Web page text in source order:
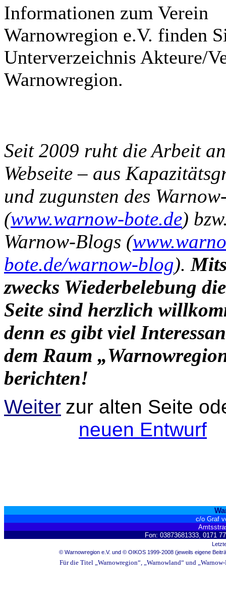
Informationen zum Verein
Warnowregion e.V. finden
Unterverzeichnis Akteure/
Warnowregion.
Seit 2009 ruht die Arbeit
Webseite – aus
und zugunsten des
(www.warnow-bote.de)
Warnow-Blogs (
bote.de/warnow-blog).
zwecks Wiederbelebung
Seite sind herzlich
denn es gibt viel
dem Raum
berichten!
Weiter zur alten Seite
neuen Entwurf
c/o Graf
Fon: 03873681333, 0171
© Warnowregion e.V. und © OIKOS 1999-2008 (jeweils eigene
Für die Titel „Warnowregion“, „Warnowland“ und